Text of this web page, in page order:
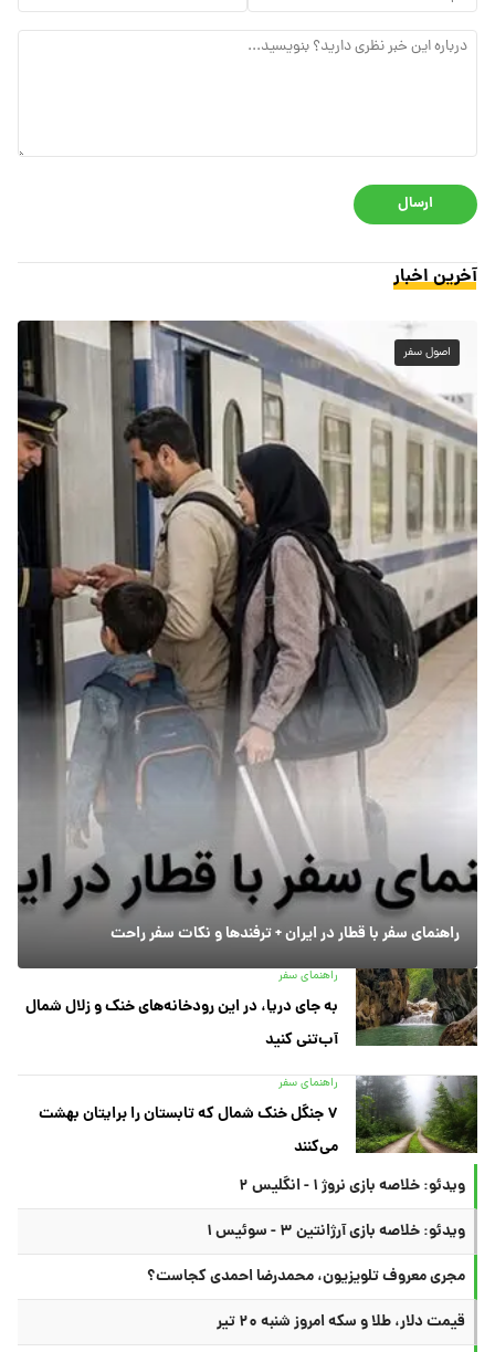
ارسال
آخرین اخبار
اصول سفر
راهنمای سفر با قطار در ایران + ترفندها و نکات سفر راحت
راهنمای سفر
به جای دریا، در این رودخانه‌های خنک و زلال شمال
آب‌تنی کنید
راهنمای سفر
۷ جنگل خنک شمال که تابستان را برایتان بهشت
می‌کنند
ویدئو: خلاصه بازی نروژ ۱ - انگلیس ۲
ویدئو: خلاصه بازی آرژانتین ۳ - سوئیس ۱
مجری معروف تلویزیون، محمدرضا احمدی کجاست؟
قیمت دلار، طلا و سکه امروز شنبه ۲۰ تیر